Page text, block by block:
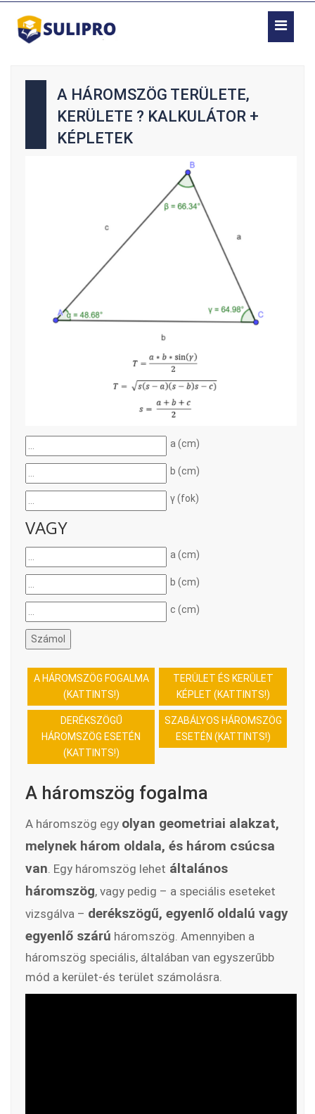
A HÁROMSZÖG TERÜLETE,
KERÜLETE ? KALKULÁTOR +
KÉPLETEK
a (cm)
b (cm)
γ (fok)
VAGY
a (cm)
b (cm)
c (cm)
Számol
A HÁROMSZÖG FOGALMA
(KATTINTS!)
TERÜLET ÉS KERÜLET
KÉPLET (KATTINTS!)
DERÉKSZÖGŰ
HÁROMSZÖG ESETÉN
(KATTINTS!)
SZABÁLYOS HÁROMSZÖG
ESETÉN (KATTINTS!)
A háromszög fogalma
A háromszög egy olyan geometriai alakzat,
melynek három oldala, és három csúcsa
van. Egy háromszög lehet általános
háromszög, vagy pedig – a speciális eseteket
vizsgálva – derékszögű, egyenlő oldalú vagy
egyenlő szárú háromszög. Amennyiben a
háromszög speciális, általában van egyszerűbb
mód a kerület-és terület számolásra.